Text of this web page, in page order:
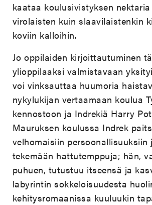
kaataa koulusivistyksen
virolaisten kuin slaavilaistenkin
koviin kalloihin.
Jo oppilaiden kirjoittautuminen
ylioppilaaksi valmistavaan
voi vinksauttaa huumoria
nykylukijan vertaamaan koulua
kennostoon ja Indrekiä Harry
Mauruksen koulussa Indrek
velhomaisiin persoonallisuuksiin
tekemään hattutemppuja; hän,
puhuen, tutustuu itseensä ja
labyrintin sokkeloisuudesta
kehitysromaanissa kuuluukin